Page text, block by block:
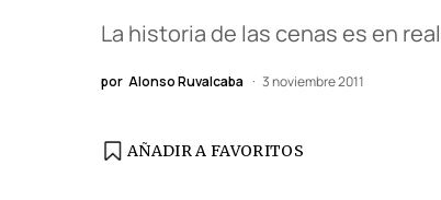
La historia de las cenas es en
por Alonso Ruvalcaba 3 noviembre 2011
AÑADIR A FAVORITOS